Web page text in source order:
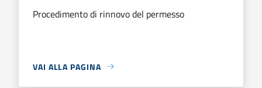
Procedimento di rinnovo del permesso
VAI ALLA PAGINA